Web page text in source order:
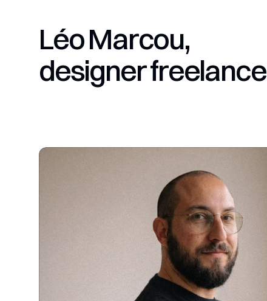
Léo Marcou,
designer freelance